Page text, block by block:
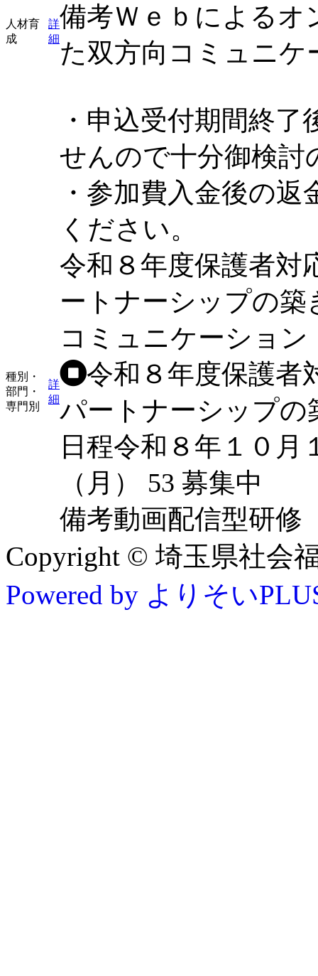
人材育
成
詳
細
備考Ｗｅｂによるオ
た双方向コミュニケ
・申込受付期間終
せんので十分御検討
・参加費入金後の
ください。
種別・
部門・
専門別
詳
細
令和８年度保護者対
ートナーシップの築
コミュニケーション
令和８年度保護者
パートナーシップの
日程令和８年１０月
（月） 53 募集中
備考動画配信型研修
Copyright © 埼玉県社会
Powered by よりそい